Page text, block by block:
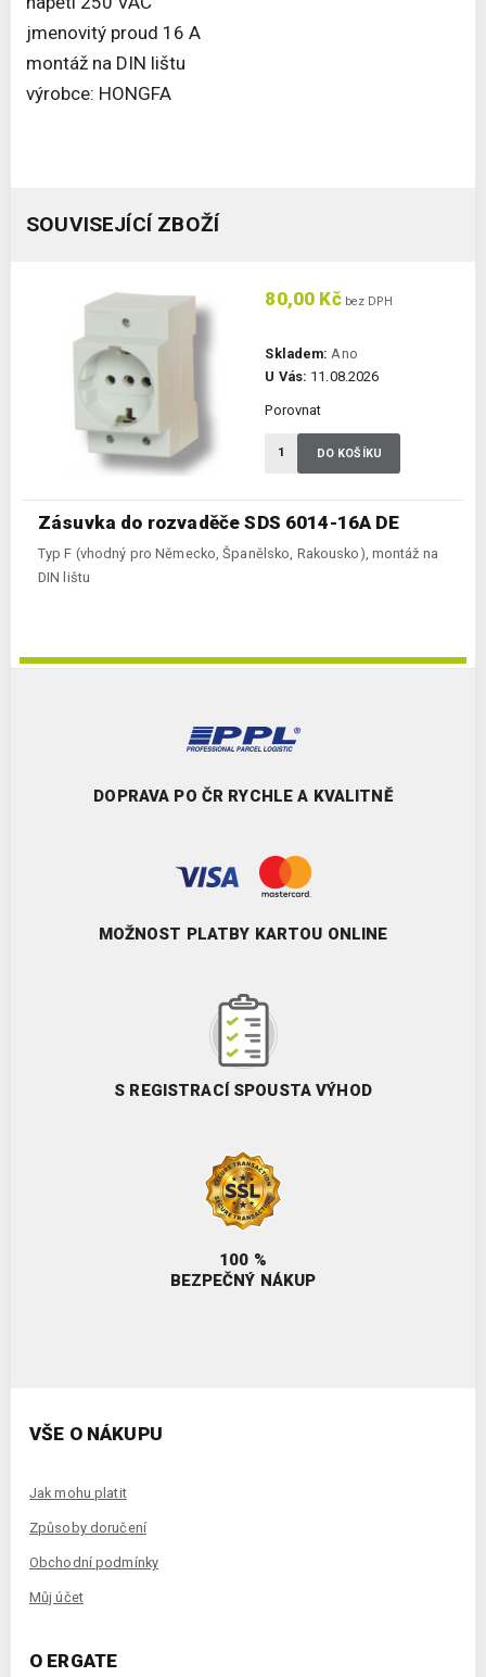
jmenovitý proud 16 A
montáž na DIN lištu
výrobce: HONGFA
SOUVISEJÍCÍ ZBOŽÍ
Zásuvka do rozvaděče SDS 6014-16A DE
Typ F (vhodný pro Německo, Španělsko, Rakousko), montáž na
DIN lištu
80,00 Kčbez DPH
Skladem: Ano
U Vás: 11.08.2026
Porovnat
DO KOŠÍKU
DOPRAVA PO ČR RYCHLE A KVALITNĚ
MOŽNOST PLATBY KARTOU ONLINE
S REGISTRACÍ SPOUSTA VÝHOD
100 %
BEZPEČNÝ NÁKUP
VŠE O NÁKUPU
Jak mohu platit
Způsoby doručení
Obchodní podmínky
Můj účet
O ERGATE